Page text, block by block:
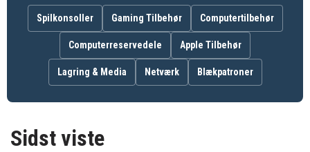
Spilkonsoller Gaming Tilbehør Computertilbehør
Computerreservedele Apple Tilbehør
Lagring & Media Netværk Blækpatroner
Sidst viste